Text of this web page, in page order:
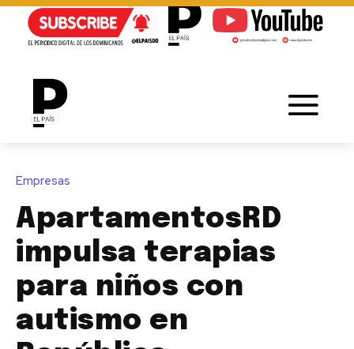
Empresas
ApartamentosRD
impulsa terapias
para niños con
autismo en